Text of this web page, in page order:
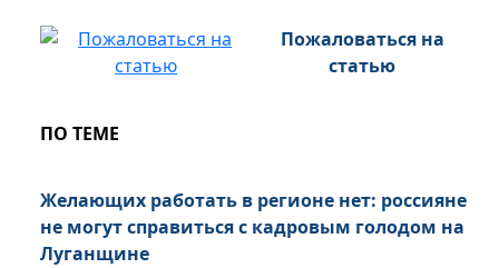
Пожаловаться на
статью
ПО ТЕМЕ
Желающих работать в регионе нет: россияне
не могут справиться с кадровым голодом на
Луганщине